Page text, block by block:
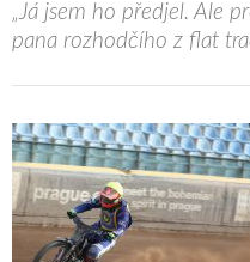
„Já jsem ho předjel. Ale
pana rozhodčího z flat